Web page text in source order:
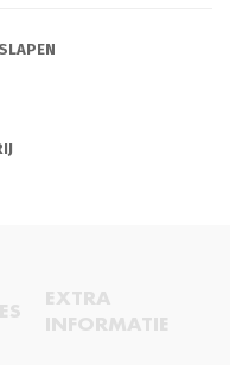
EXTRA
INFORMATIE